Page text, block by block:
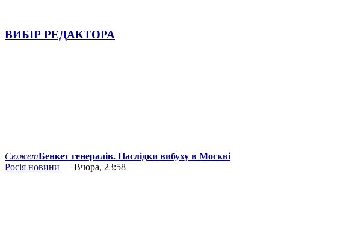
ВИБІР РЕДАКТОРА
СюжетБенкет генералів. Наслідки вибуху в Москві
Росія новини — Вчора, 23:58